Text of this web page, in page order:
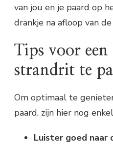
van jou en je paard op
drankje na afloop van
Tips voor een
strandrit te
Om optimaal te
paard, zijn hier nog
Luister goed naar